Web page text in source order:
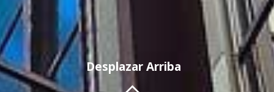
Desplazar Arriba